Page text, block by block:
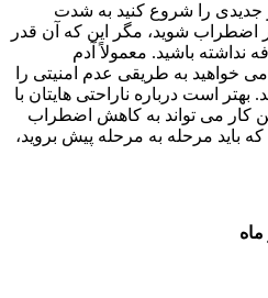
جدیدی را شروع کنید به شدت
اضطراب شوید، مگر این که آن قدر
باشید. معمولاً آدم
خواهید به طریقی عدم امنیتی را
است درباره ناراحتی هایتان با
کار می تواند به کاهش اضطراب
باید مرحله به مرحله پیش بروید،